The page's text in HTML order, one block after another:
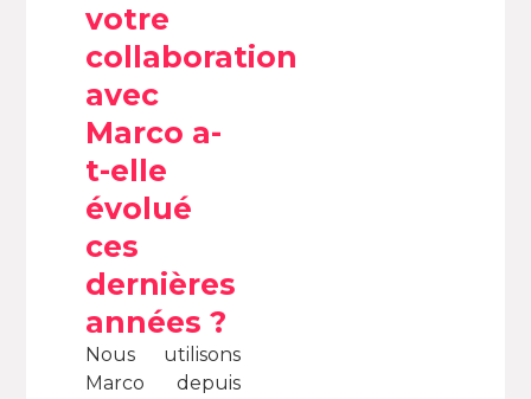
votre
collaboration
avec
Marco a-
t-elle
évolué
ces
dernières
années ?
Nous utilisons
Marco depuis